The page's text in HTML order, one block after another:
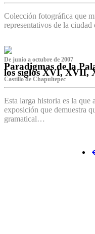
Colección fotográfica que
representativos de la
De junio a octubre de 2007
Paradigmas de la
los siglos XVI, XVII,
Castillo de Chapultepec
Esta larga historia es la que
exposición que demuestra
gramatical…